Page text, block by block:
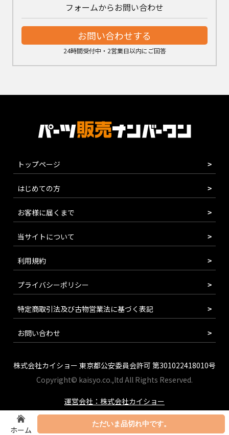
ホーム
ただいま品切れ中です。
フォームからお問い合わせ
お問い合わせする
24時間受付中・2営業日以内にご回答
トップページ
はじめての方
お客様に届くまで
当サイトについて
利用規約
プライバシーポリシー
特定商取引法及び古物営業法に基づく表記
お問い合わせ
株式会社カイショー 東京都公安委員会許可 第301022418010号
Copyright© kaisyo.co.,ltd All Rights Reserved.
運営会社：株式会社カイショー